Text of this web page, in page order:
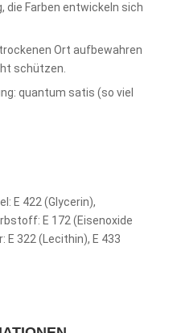
die Farben entwickeln sich
Ort aufbewahren
schützen.
quantum satis (so viel
E 422 (Glycerin),
E 172 (Eisenoxide
E 322 (Lecithin), E 433